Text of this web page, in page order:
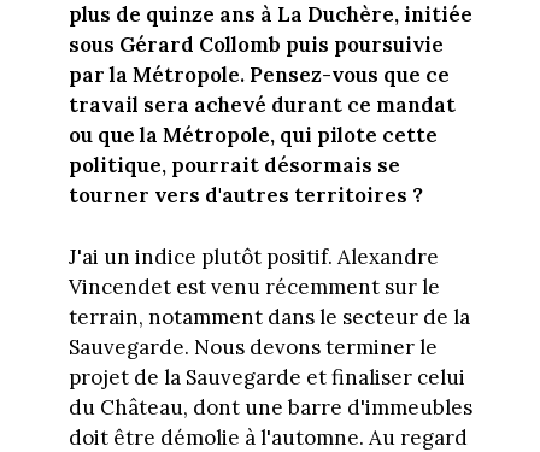
plus de quinze ans à La Duchère, initiée
sous Gérard Collomb puis poursuivie
par la Métropole. Pensez-vous que ce
travail sera achevé durant ce mandat
ou que la Métropole, qui pilote cette
politique, pourrait désormais se
tourner vers d'autres territoires ?
J'ai un indice plutôt positif. Alexandre
Vincendet est venu récemment sur le
terrain, notamment dans le secteur de la
Sauvegarde. Nous devons terminer le
projet de la Sauvegarde et finaliser celui
du Château, dont une barre d'immeubles
doit être démolie à l'automne. Au regard